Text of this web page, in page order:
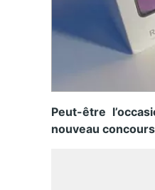
Peut-être
nouveau